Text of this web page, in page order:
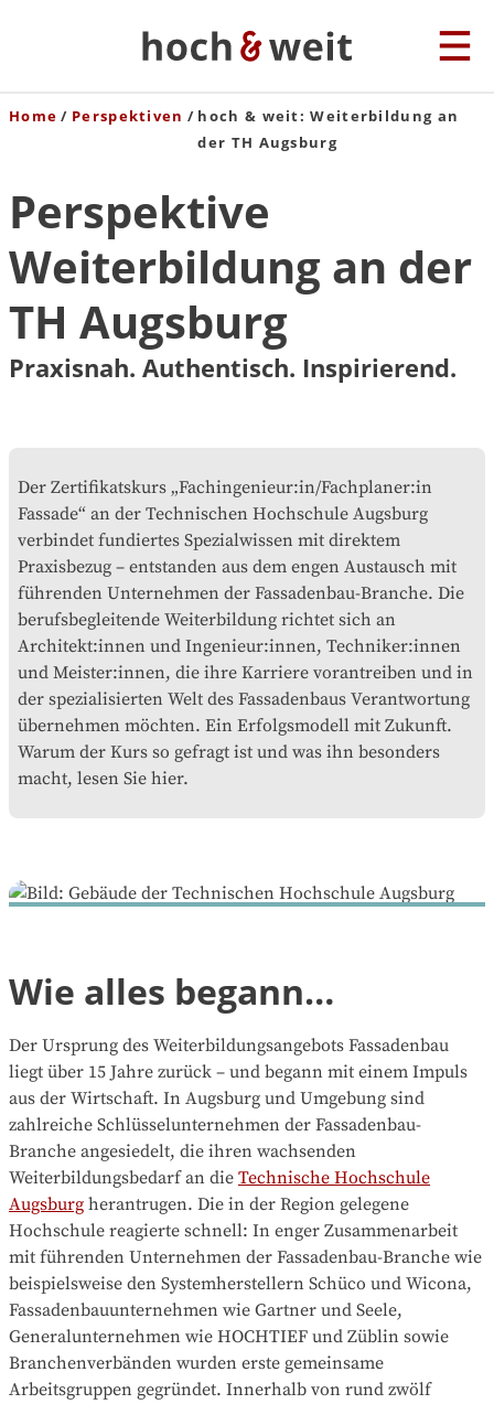
Home Perspektiven
hoch & weit: Weiterbildung an
der TH Augsburg
Perspektive
Weiterbildung an der
TH Augsburg
Praxisnah. Authentisch. Inspirierend.
Der Zertifikatskurs „Fachingenieur:in/Fachplaner:in
Fassade“ an der Technischen Hochschule Augsburg
verbindet fundiertes Spezialwissen mit direktem
Praxisbezug – entstanden aus dem engen Austausch mit
führenden Unternehmen der Fassadenbau-Branche. Die
berufsbegleitende Weiterbildung richtet sich an
Architekt:innen und Ingenieur:innen, Techniker:innen
und Meister:innen, die ihre Karriere vorantreiben und in
der spezialisierten Welt des Fassadenbaus Verantwortung
übernehmen möchten. Ein Erfolgsmodell mit Zukunft.
Warum der Kurs so gefragt ist und was ihn besonders
macht, lesen Sie hier.
Wie alles begann…
Der Ursprung des Weiterbildungsangebots Fassadenbau
liegt über 15 Jahre zurück – und begann mit einem Impuls
aus der Wirtschaft. In Augsburg und Umgebung sind
zahlreiche Schlüsselunternehmen der Fassadenbau-
Branche angesiedelt, die ihren wachsenden
Weiterbildungsbedarf an die Technische Hochschule
Augsburg herantrugen. Die in der Region gelegene
Hochschule reagierte schnell: In enger Zusammenarbeit
mit führenden Unternehmen der Fassadenbau-Branche wie
beispielsweise den Systemherstellern Schüco und Wicona,
Fassadenbauunternehmen wie Gartner und Seele,
Generalunternehmen wie HOCHTIEF und Züblin sowie
Branchenverbänden wurden erste gemeinsame
Arbeitsgruppen gegründet. Innerhalb von rund zwölf